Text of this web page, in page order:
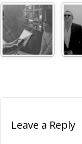
Leave a Reply